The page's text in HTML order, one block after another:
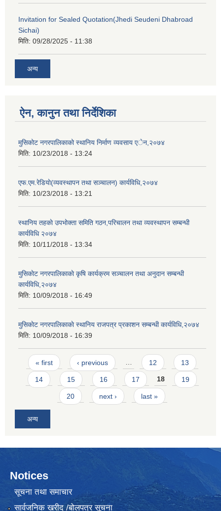
Invitation for Sealed Quotation(Jhedi Seudeni Dhabroad
Sichai)
मिति: 09/28/2025 - 11:38
अन्य
ऐन, कानुन तथा निर्देशिका
मुसिकोट नगरपालिकाको स्थानिय निर्माण व्यवसाय एेन,२०७४
मिति: 10/23/2018 - 13:24
एफ.एम.रेडियाे(व्यवस्थापन तथा सञ्चालन) कार्यविधि,२०७४
मिति: 10/23/2018 - 13:21
स्थानिय तहकाे उपभोक्ता समिति गठन,परिचालन तथा व्यवस्थापन सम्बन्धी
कार्यविधि २०७४
मिति: 10/11/2018 - 13:34
मुसिकाेट नगरपालिकाकाे कृषि कार्यक्रम सञ्चालन तथा अनुदान सम्बन्धी
कार्यविधि,२०७४
मिति: 10/09/2018 - 16:49
मुसिकाेट नगरपालिकाकाे स्थानिय राजपत्र प्रकाशन सम्बन्धी कार्यविधि,२०७४
मिति: 10/09/2018 - 16:39
Pages
« first ‹ previous … 12 13
14 15 16 17 18 19
20 next › last »
अन्य
Notices
सूचना तथा समाचार
सार्वजनिक खरीद /बोलपत्र सूचना